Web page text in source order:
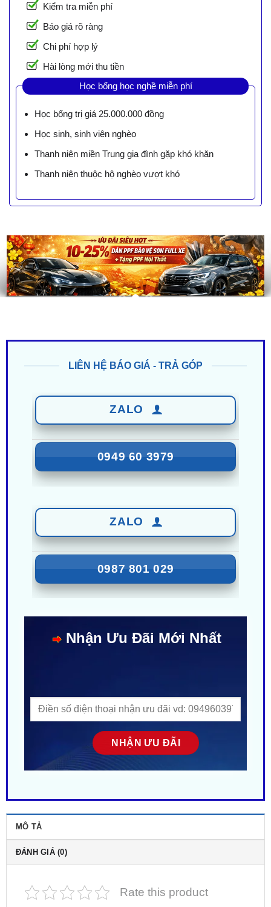
Kiểm tra miễn phí
Báo giá rõ ràng
Chi phí hợp lý
Hài lòng mới thu tiền
Học bổng học nghề miễn phí
Học bổng trị giá 25.000.000 đồng
Học sinh, sinh viên nghèo
Thanh niên miền Trung gia đình gặp khó khăn
Thanh niên thuộc hộ nghèo vượt khó
LIÊN HỆ BÁO GIÁ - TRẢ GÓP
ZALO
0949 60 3979
ZALO
0987 801 029
Nhận Ưu Đãi Mới Nhất
MÔ TẢ
ĐÁNH GIÁ (0)
Rate this product